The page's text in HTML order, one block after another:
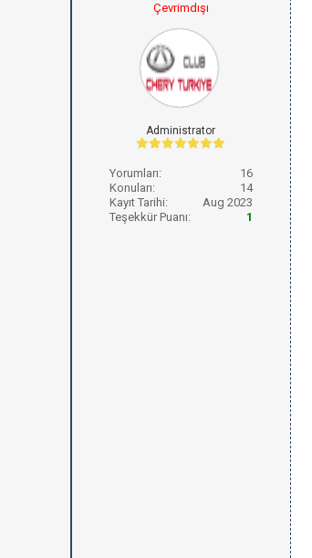
Çevrimdışı
Administrator
Yorumları:
16
Konuları:
14
Kayıt Tarihi:
Aug 2023
Teşekkür Puanı:
1